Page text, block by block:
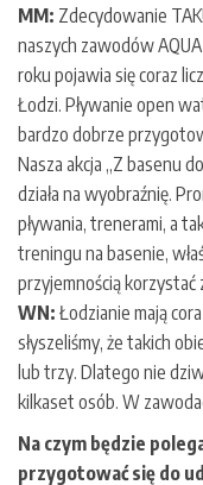
MM: Zdecydowanie
naszych zawodów
roku pojawia się coraz
Łodzi. Pływanie open
bardzo dobrze
Nasza akcja „Z basenu
działa na wyobraźnię.
pływania, trenerami, a
treningu na basenie,
przyjemnością
WN: Łodzianie mają
słyszeliśmy, że takich
lub trzy. Dlatego nie
kilkaset osób. W
Na czym będzie
przygotować się do